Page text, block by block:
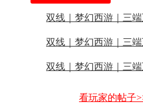
双线｜梦幻西游｜三
双线｜梦幻西游｜三
双线｜梦幻西游｜三
看玩家的帖子